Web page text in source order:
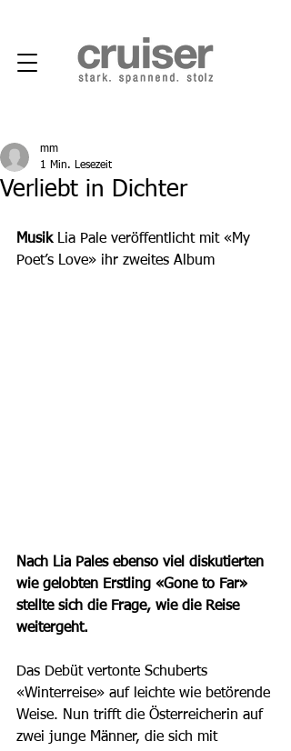
Verliebt in Dichter
mm
1 Min. Lesezeit
Musik Lia Pale veröffentlicht mit «My
Poet’s Love» ihr zweites Album
Nach Lia Pales ebenso viel diskutierten
wie gelobten Erstling «Gone to Far»
stellte sich die Frage, wie die Reise
weitergeht.
Das Debüt vertonte Schuberts
«Winterreise» auf leichte wie betörende
Weise. Nun trifft die Österreicherin auf
zwei junge Männer, die sich mit